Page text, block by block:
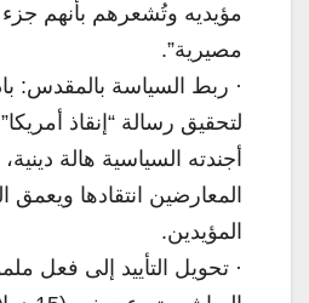
مؤيديه وتُشعرهم بأنهم
مصيرية”.
· ربط السياسة بالمقدس:
لتحقيق رسالة “إنقاذ
أجندته السياسية هالة
المعارضين انتقادها ويعمق
المؤيدين.
· تحويل التأييد إلى فعل